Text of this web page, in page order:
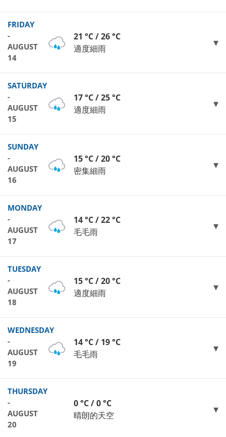
FRIDAY
-
AUGUST
14
21 °C / 26 °C
適度細雨
SATURDAY
-
AUGUST
15
17 °C / 25 °C
適度細雨
SUNDAY
-
AUGUST
16
15 °C / 20 °C
密集細雨
MONDAY
-
AUGUST
17
14 °C / 22 °C
毛毛雨
TUESDAY
-
AUGUST
18
15 °C / 20 °C
適度細雨
WEDNESDAY
-
AUGUST
19
14 °C / 19 °C
毛毛雨
THURSDAY
-
AUGUST
20
0 °C / 0 °C
晴朗的天空